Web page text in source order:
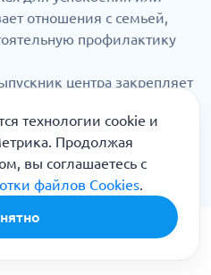
отношения с семьей,
профилактику
центра закрепляет
и профилактики срыва,
общения и интересов,
социальную жизнь.
технологии cookie и
Продолжая
вы соглашаетесь с
файлов Cookies.